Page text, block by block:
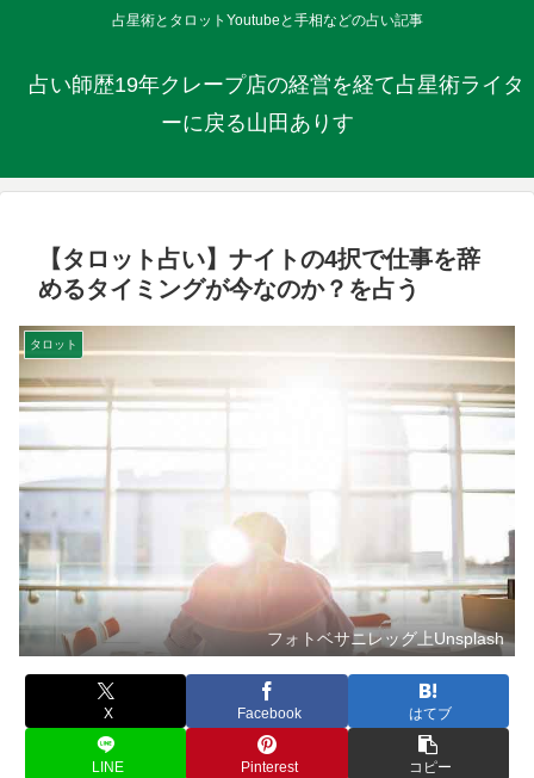
占星術とタロットYoutubeと手相などの占い記事
占い師歴19年クレープ店の経営を経て占星術ライタ
ーに戻る山田ありす
【タロット占い】ナイトの4択で仕事を辞
めるタイミングが今なのか？を占う
タロット
フォトベサニレッグ上Unsplash
X Facebook はてブ
LINE Pinterest コピー